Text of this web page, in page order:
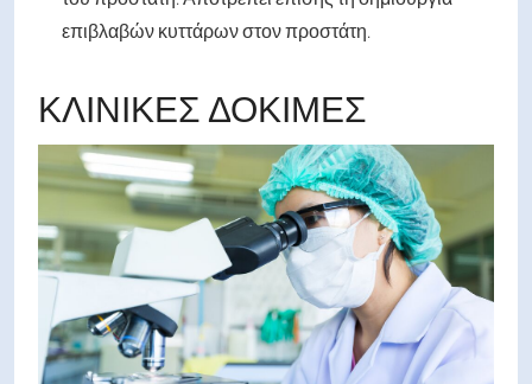
επιβλαβών κυττάρων στον προστάτη.
ΚΛΙΝΙΚΈΣ ΔΟΚΙΜΈΣ